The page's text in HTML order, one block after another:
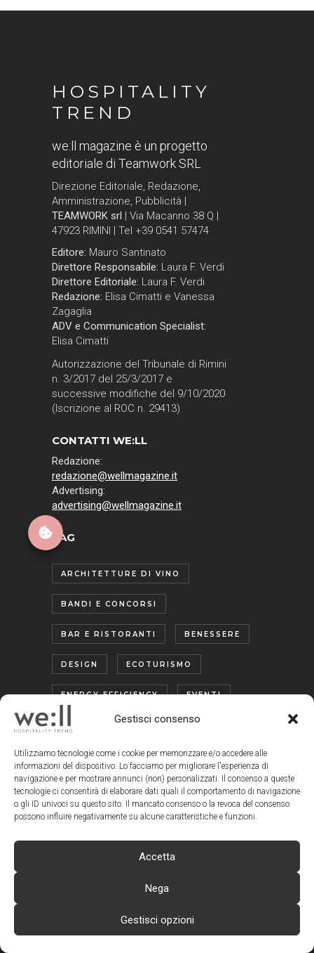
Gestisci consenso
Utilizziamo tecnologie come i cookie per memorizzare e/o accedere alle
informazioni del dispositivo. Lo facciamo per migliorare l'esperienza di
navigazione e per mostrare annunci (non) personalizzati. Il consenso a queste
tecnologie ci consentirà di elaborare dati quali il comportamento di navigazione
o gli ID univoci su questo sito. Il mancato consenso o la revoca del consenso
possono influire negativamente su alcune caratteristiche e funzioni.
Accetta
Nega
Gestisci opzioni
HOSPITALITY
TREND
we:ll magazine è un progetto
editoriale di Teamwork SRL
Direzione Editoriale, Redazione,
Amministrazione, Pubblicità |
TEAMWORK srl | Via Macanno 38 Q |
47923 RIMINI | Tel +39 0541 57474
Editore: Mauro Santinato
Direttore Responsabile: Laura F. Verdi
Direttore Editoriale: Laura F. Verdi
Redazione: Elisa Cimatti e Vanessa
Zagaglia
ADV e Communication Specialist:
Elisa Cimatti
Autorizzazione del Tribunale di Rimini
n. 3/2017 del 25/3/2017 e
successive modifiche del 9/10/2020
(Iscrizione al ROC n. 29413)
CONTATTI WE:LL
Redazione:
redazione@wellmagazine.it
Advertising:
advertising@wellmagazine.it
TAG
ARCHITETTURE DI VINO
BANDI E CONCORSI
BAR E RISTORANTI BENESSERE
DESIGN ECOTURISMO
ENERGY EFFICIENCY EVENTI
FACCIA A FACCIA CON I MANAGER
FIERE GLAMPING
HOTEL & RESORT
HOTEL VOYAGER ICON
INTERIOR LIBRI LUSSO